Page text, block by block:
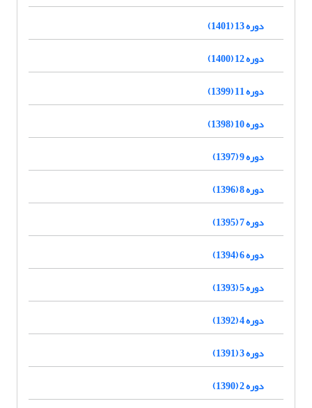
دوره 13 (1401)
دوره 12 (1400)
دوره 11 (1399)
دوره 10 (1398)
دوره 9 (1397)
دوره 8 (1396)
دوره 7 (1395)
دوره 6 (1394)
دوره 5 (1393)
دوره 4 (1392)
دوره 3 (1391)
دوره 2 (1390)